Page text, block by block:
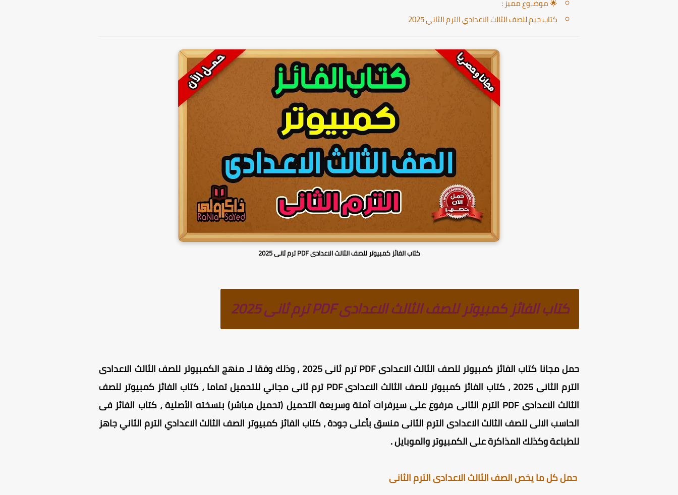
🌟 موضـوع مميز :
كتاب جيم للصف الثالث الاعدادي الترم الثاني 2025
كتاب الفائز كمبيوتر للصف الثالث الاعدادى PDF ترم ثانى 2025
كتاب الفائز كمبيوتر للصف الثالث الاعدادى PDF ترم ثانى 2025
حمل مجانا كتاب الفائز كمبيوتر للصف الثالث الاعدادى PDF ترم ثانى 2025 ، وذلك وفقا لـ منهج الكمبيوتر للصف الثالث الاعدادى
الترم الثانى 2025 ، كتاب الفائز كمبيوتر للصف الثالث الاعدادى PDF ترم ثانى مجاني للتحميل تماما ، كتاب الفائز كمبيوتر للصف
الثالث الاعدادى PDF الترم الثانى مرفوع على سيرفرات آمنة وسريعة التحميل (تحميل مباشر) بنسخته الأصلية ، كتاب الفائز فى
الحاسب الالى للصف الثالث الاعدادى الترم الثانى منسق بأعلى جودة ،كتاب الفائز كمبيوتر الصف الثالث الاعدادي الترم الثانيجاهز
للطباعة وكذلك المذاكرة على الكمبيوتر والموبايل.
حمل كل ما يخص الصف الثالث الاعدادى الترم الثانى